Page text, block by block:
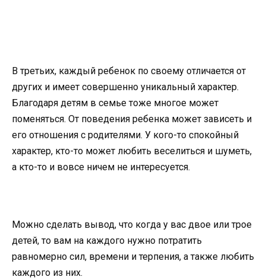
В третьих, каждый ребенок по своему отличается от
других и имеет совершенно уникальный характер.
Благодаря детям в семье тоже многое может
поменяться. От поведения ребенка может зависеть и
его отношения с родителями. У кого-то спокойный
характер, кто-то может любить веселиться и шуметь,
а кто-то и вовсе ничем не интересуется.
Можно сделать вывод, что когда у вас двое или трое
детей, то вам на каждого нужно потратить
равномерно сил, времени и терпения, а также любить
каждого из них.